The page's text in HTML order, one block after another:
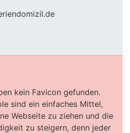
kein Favicon gefunden.
sind ein einfaches Mittel,
Webseite zu ziehen und die
zu steigern, denn jeder